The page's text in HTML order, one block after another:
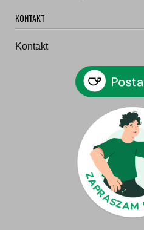
KONTAKT
Kontakt